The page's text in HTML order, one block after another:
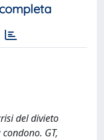
del divieto
GT,